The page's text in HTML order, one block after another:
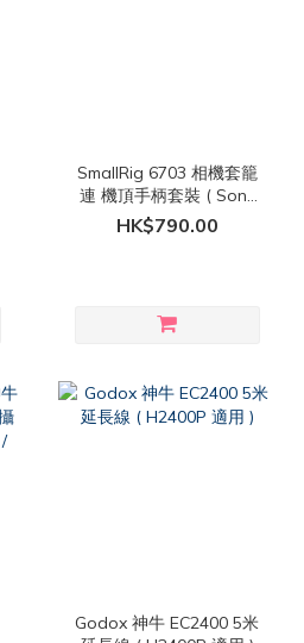
SmallRig 6703 相機套籠
連 機頂手柄套裝 ( Sony
A7R VI 適用 )
HK$790.00
Godox 神牛 EC2400 5米